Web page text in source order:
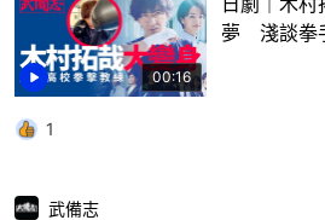
00:16
夢 淺談拳
1
武備志